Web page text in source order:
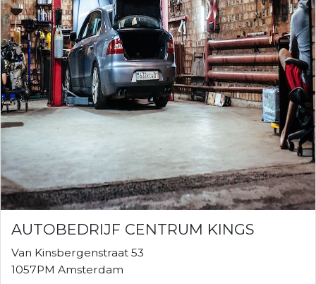
AUTOBEDRIJF CENTRUM KINGS
Van Kinsbergenstraat 53
1057PM Amsterdam